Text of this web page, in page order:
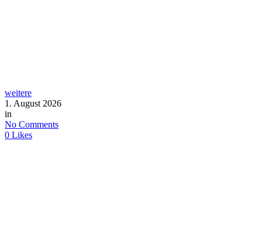
weitere
1. August 2026
in
No Comments
0 Likes